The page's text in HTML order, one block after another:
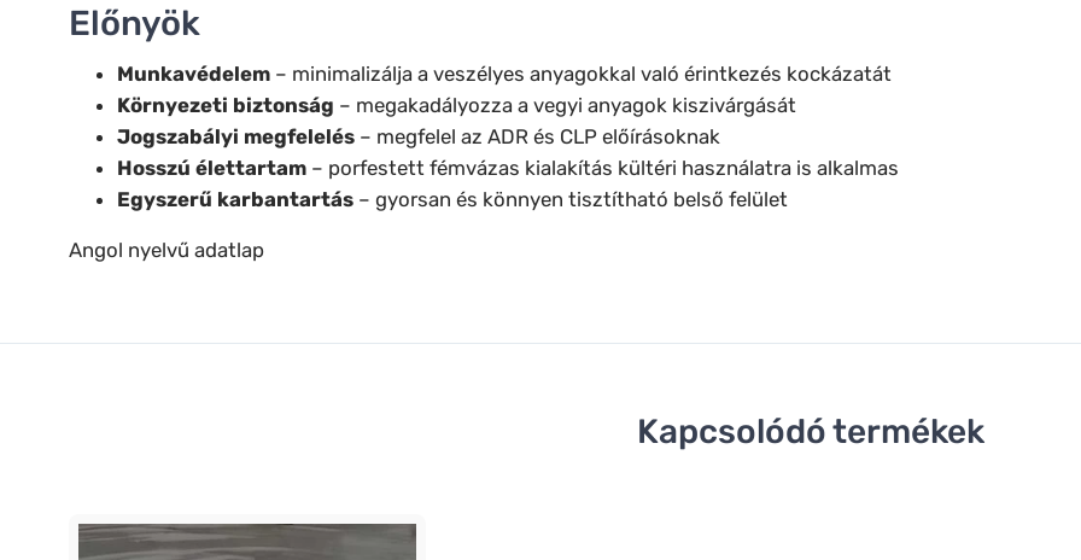
Előnyök
Munkavédelem – minimalizálja a veszélyes anyagokkal való érintkezés kockázatát
Környezeti biztonság – megakadályozza a vegyi anyagok kiszivárgását
Jogszabályi megfelelés – megfelel az ADR és CLP előírásoknak
Hosszú élettartam – porfestett fémvázas kialakítás kültéri használatra is alkalmas
Egyszerű karbantartás – gyorsan és könnyen tisztítható belső felület
Angol nyelvű adatlap
Kapcsolódó termékek